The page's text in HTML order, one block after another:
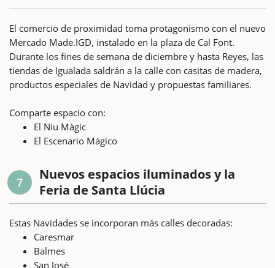
El comercio de proximidad toma protagonismo con el nuevo
Mercado Made.IGD, instalado en la plaza de Cal Font.
Durante los fines de semana de diciembre y hasta Reyes, las
tiendas de Igualada saldrán a la calle con casitas de madera,
productos especiales de Navidad y propuestas familiares.
Comparte espacio con:
El Niu Màgic
El Escenario Mágico
7
Nuevos espacios iluminados y la
Feria de Santa Llúcia
Estas Navidades se incorporan más calles decoradas:
Caresmar
Balmes
San José